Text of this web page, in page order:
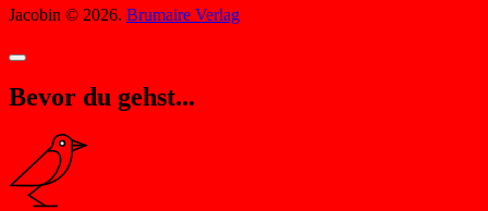
Jacobin © 2026. Brumaire Verlag
Bevor du gehst...